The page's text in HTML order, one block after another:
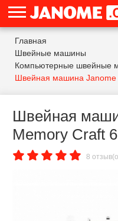
Главная
Швейные машины
Компьютерные швейные
Швейная машина Janome
Швейная
Memory Craft
8